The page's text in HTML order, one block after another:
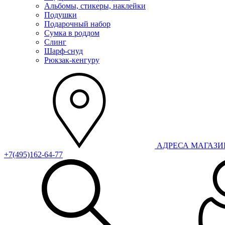
Альбомы, стикеры, наклейки
Подушки
Подарочный набор
Сумка в роддом
Слинг
Шарф-снуд
Рюкзак-кенгуру
АДРЕСА
+7(495)162-64-77